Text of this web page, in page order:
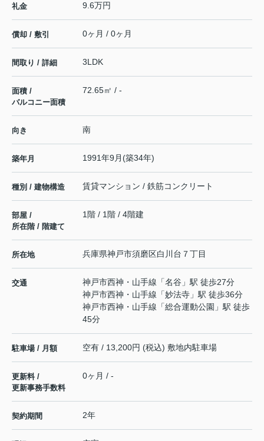
礼金 9.6万円
償却 / 敷引 0ヶ月 / 0ヶ月
間取り / 詳細 3LDK
面積 /
バルコニー面積
72.65㎡ / -
向き 南
築年月 1991年9月(築34年)
種別 / 建物構造 賃貸マンション / 鉄筋コンクリート
部屋 /
所在階 / 階建て
1階 / 1階 / 4階建
所在地 兵庫県神戸市須磨区白川台 ７丁目
交通 神戸市西神・山手線 「名谷 」駅 徒歩27分
神戸市西神・山手線 「妙法寺 」駅 徒歩36分
神戸市西神・山手線 「総合運動公園 」駅 徒歩
45分
駐車場 / 月額 空有 / 13,200円 (税込) 敷地内駐車場
更新料 /
更新事務手数料
0ヶ月 / -
契約期間 2年